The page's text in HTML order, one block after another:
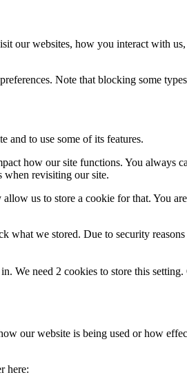
our websites, how you interact with
Note that blocking some
and to use some of its features.
how our site functions. You always
when revisiting our site.
us to store a cookie for that. You
we stored. Due to security
We need 2 cookies to store this
our website is being used or how
here: